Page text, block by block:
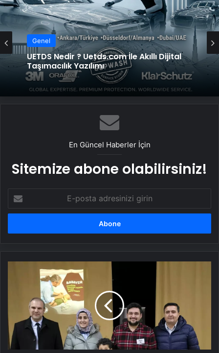
Genel
UETDS Nedir ? Uetds.com İle Akıllı Dijital
Taşımacılık Yazılımı
En Güncel Haberler İçin
Sitemize abone olabilirsiniz!
posta
adresinizi
Bilecik'te
Gerçekleştirildi